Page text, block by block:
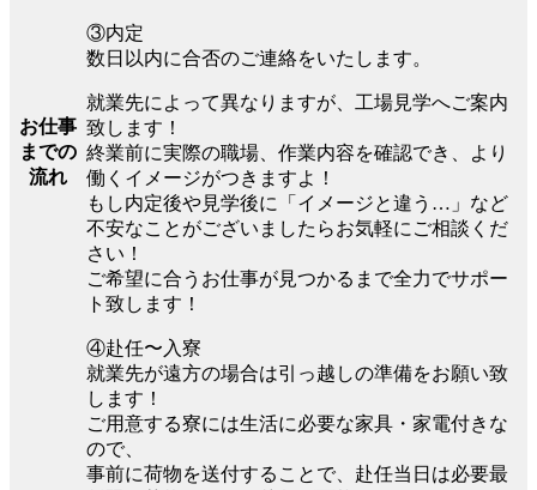
お仕事
までの
流れ
③内定
数日以内に合否のご連絡をいたします。
就業先によって異なりますが、工場見学へご案内
致します！
終業前に実際の職場、作業内容を確認でき、より
働くイメージがつきますよ！
もし内定後や見学後に「イメージと違う…」など
不安なことがございましたらお気軽にご相談くだ
さい！
ご希望に合うお仕事が見つかるまで全力でサポー
ト致します！
④赴任〜入寮
就業先が遠方の場合は引っ越しの準備をお願い致
します！
ご用意する寮には生活に必要な家具・家電付きな
ので、
事前に荷物を送付することで、赴任当日は必要最